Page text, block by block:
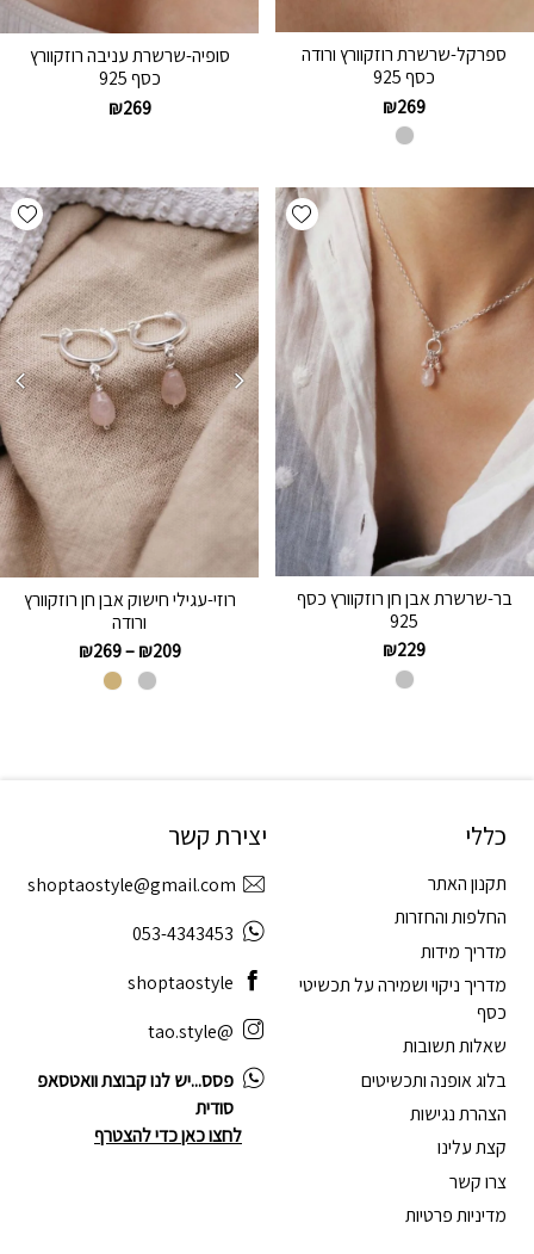
ספרקל-שרשרת רוזקוורץ ורודה
כסף 925
₪269
סופיה-שרשרת עניבה רוזקוורץ
כסף 925
₪269
Add wishlist
בר-שרשרת אבן חן רוזקוורץ כסף
925
₪229
רוזי-עגילי חישוק אבן חן רוזקוורץ
ורודה
₪209
–
₪269
כללי
תקנון האתר
החלפות והחזרות
מדריך מידות
מדריך ניקוי ושמירה על תכשיטי
כסף
שאלות תשובות
בלוג אופנה ותכשיטים
הצהרת נגישות
קצת עלינו
צרו קשר
מדיניות פרטיות
יצירת קשר
shoptaostyle@gmail.com
053-4343453
shoptaostyle
@tao.style
פסס...יש לנו קבוצת וואטסאפ
סודית
לחצו כאן כדי להצטרף